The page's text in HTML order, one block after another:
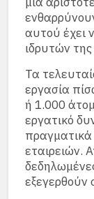
αυτού έχει
ιδρυτών
Τα
εργασία
ή 1.000
εργατικό
εταιρειών.
εξεγερθούν